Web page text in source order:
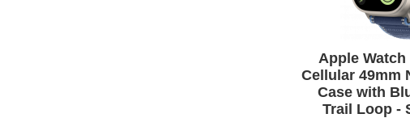
Apple Watch
Cellular 49mm
Case with
Trail Loop -